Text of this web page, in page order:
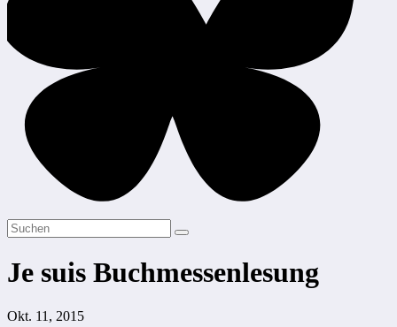
Je suis Buchmessenlesung
Okt. 11, 2015